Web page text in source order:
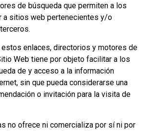
de búsqueda que permiten a los
a sitios web pertenecientes y/o
estos enlaces, directorios y motores de
Web tiene por objeto facilitar a los
de y acceso a la información
sin que pueda considerarse una
o invitación para la visita de
no ofrece ni comercializa por sí ni por